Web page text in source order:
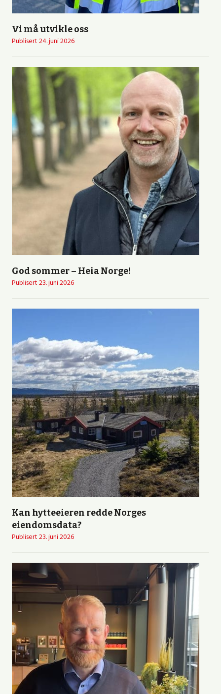
Vi må utvikle oss
Publisert24. juni 2026
God sommer – Heia Norge!
Publisert23. juni 2026
Kan hytteeieren redde Norges
eiendomsdata?
Publisert23. juni 2026